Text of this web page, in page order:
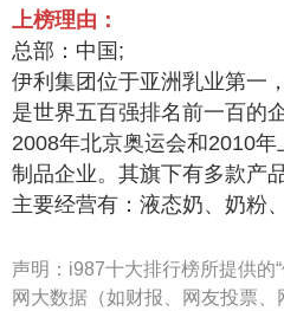
上榜理由：
总部：中国;
伊利集团位于亚洲乳业第一
是世界五百强排名前一百的
2008年北京奥运会和2010
制品企业。其旗下有多款产
主要经营有：液态奶、奶粉
声明： i987十大排行榜所提供的
网大数据（如财报、网友投票、